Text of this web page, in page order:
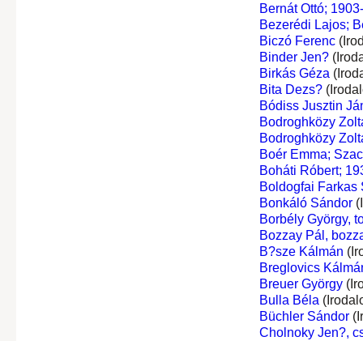
Bernát Ottó;
Bezerédi Lajos;
Biczó Ferenc
Binder Jen?
Birkás Géza
Bita Dezs?
Bódiss Jusztin
Bodroghközy
Bodroghközy
Boér Emma;
Boháti Róbert;
Boldogfai Farkas
Bonkáló Sándor
Borbély György,
Bozzay Pál,
B?sze Kálmán
Breglovics
Breuer György
Bulla Béla
Büchler Sándor
Cholnoky Jen?,